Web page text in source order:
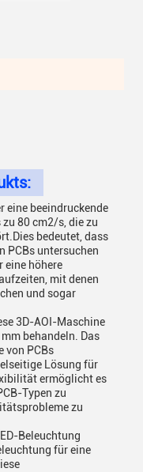
eine beeindruckende
80 cm2/s, die zu
bedeutet, dass
PCBs untersuchen
eine höhere
mit denen
und sogar
3D-AOI-Maschine
behandeln. Das
von PCBs
Lösung für
ermöglicht es
Typen zu
zu
Beleuchtung
für eine